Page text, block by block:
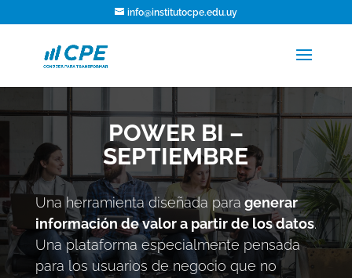
info@institutocpe.edu.uy
POWER BI –
SEPTIEMBRE
Una herramienta diseñada para generar
información de valor a partir de los datos.
Una plataforma especialmente pensada
para los usuarios de negocio que no